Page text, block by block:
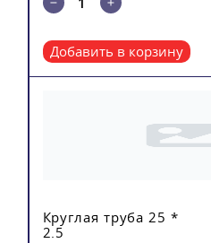
Добавить в корзину
Круглая труба 25 *
2.5